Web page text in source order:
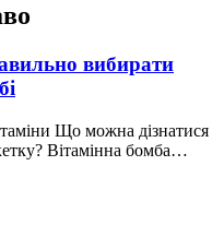
вибирати
Що можна дізнатися
Вітамінна бомба…